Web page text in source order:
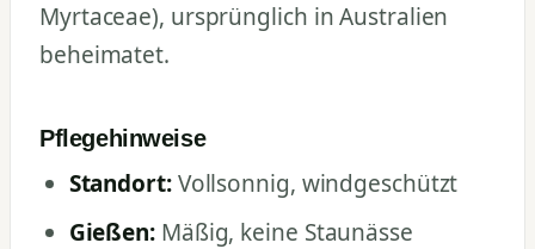
Myrtaceae), ursprünglich in Australien
beheimatet.
Pflegehinweise
Standort:Vollsonnig, windgeschützt
Gießen: Mäßig, keine Staunässe